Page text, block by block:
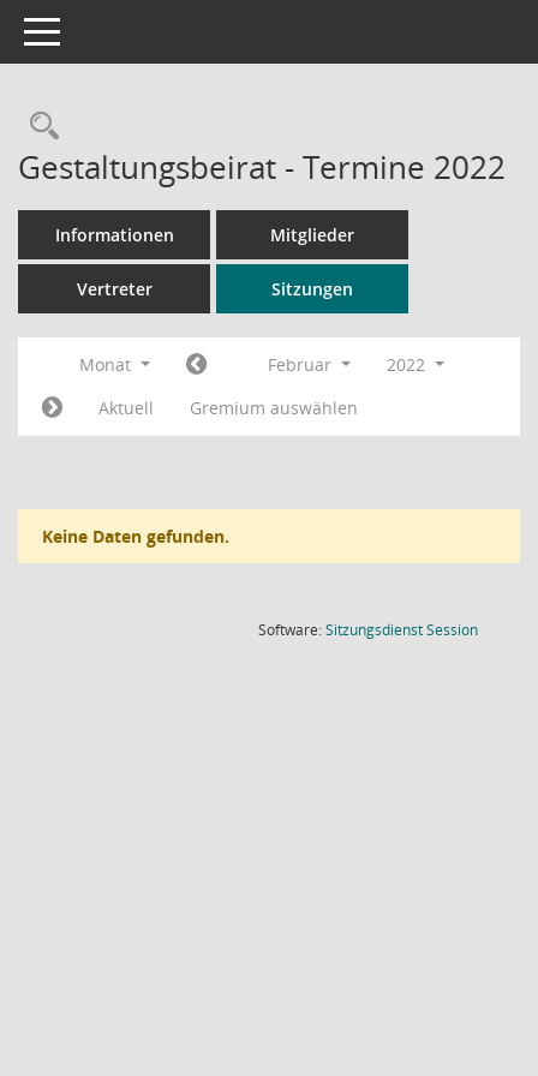
Toggle navigation
Rechercheauswahl
Gestaltungsbeirat - Termine 2022
Informationen Mitglieder
Vertreter Sitzungen
Monat Februar
2022
Aktuell
Gremium auswählen
Keine Daten gefunden.
Software:SitzungsdienstSession(Wird in